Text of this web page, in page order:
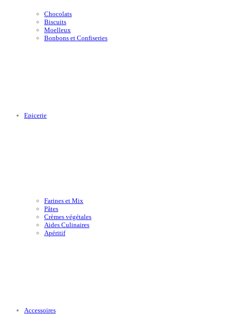
Chocolats
Biscuits
Moelleux
Bonbons et Confiseries
Epicerie
Farines et Mix
Pâtes
Crèmes végétales
Aides Culinaires
Apéritif
Accessoires